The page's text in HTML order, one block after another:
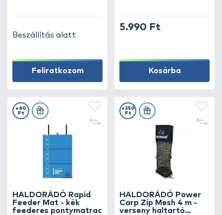
Beszállítás alatt
Feliratkozom
5.990 Ft
Kosárba
HALDORÁDÓ Rapid
Feeder Mat - kék
feederes pontymatrac
+60
Ft
HALDORÁDÓ Power
Carp Zip Mesh 4 m -
verseny haltartó
+250
Ft